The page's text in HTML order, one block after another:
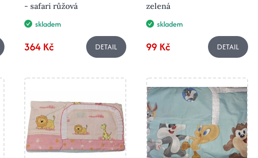
- safari růžová
skladem
364 Kč DETAIL
zelená
skladem
99 Kč DETAIL